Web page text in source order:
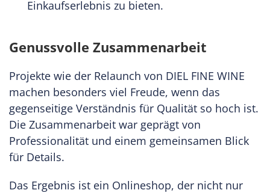
Einkaufserlebnis zu bieten.
Genussvolle Zusammenarbeit
Projekte wie der Relaunch von DIEL FINE WINE
machen besonders viel Freude, wenn das
gegenseitige Verständnis für Qualität so hoch ist.
Die Zusammenarbeit war geprägt von
Professionalität und einem gemeinsamen Blick
für Details.
Das Ergebnis ist ein Onlineshop, der nicht nur